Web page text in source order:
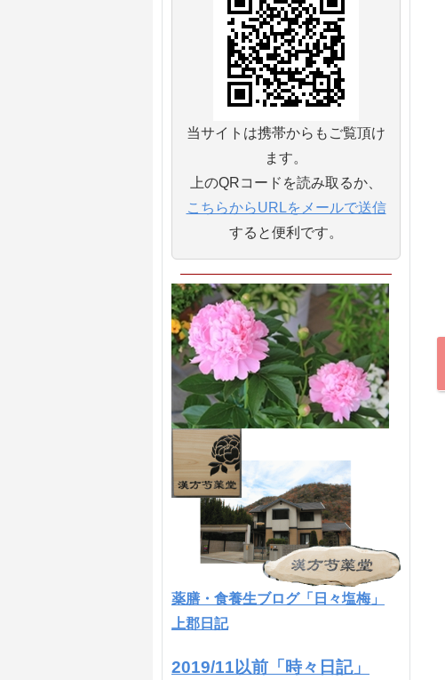
当サイトは携帯からもご覧頂け
ます。
上のQRコードを読み取るか、
こちらからURLをメールで送信
すると便利です。
薬膳・食養生ブログ「日々塩梅」
上郡日記
2019/11以前「時々日記」